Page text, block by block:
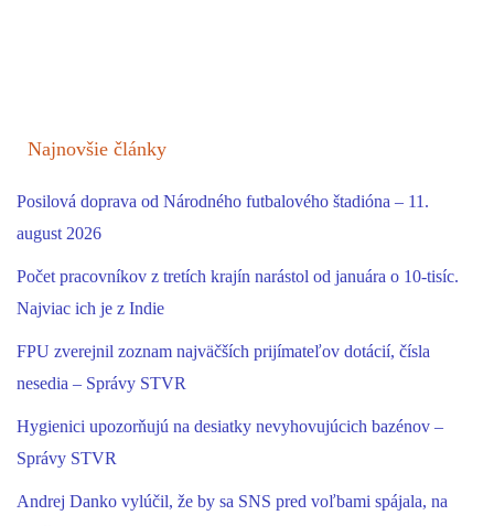
Najnovšie články
Posilová doprava od Národného futbalového štadióna – 11.
august 2026
Počet pracovníkov z tretích krajín narástol od januára o 10-tisíc.
Najviac ich je z Indie
FPU zverejnil zoznam najväčších prijímateľov dotácií, čísla
nesedia – Správy STVR
Hygienici upozorňujú na desiatky nevyhovujúcich bazénov –
Správy STVR
Andrej Danko vylúčil, že by sa SNS pred voľbami spájala, na